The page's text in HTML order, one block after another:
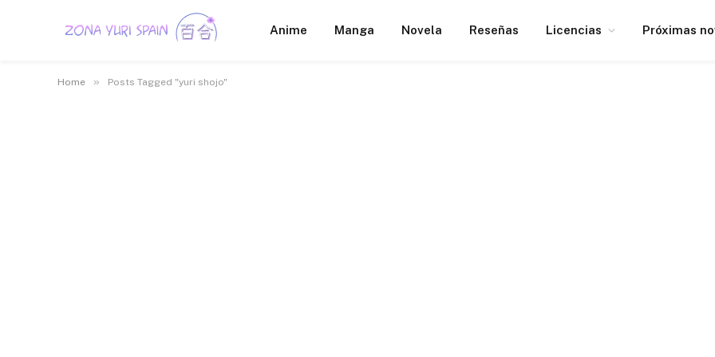
Anime Manga Novela Reseñas Licencias Próximas
Home » Posts Tagged "yuri shojo"